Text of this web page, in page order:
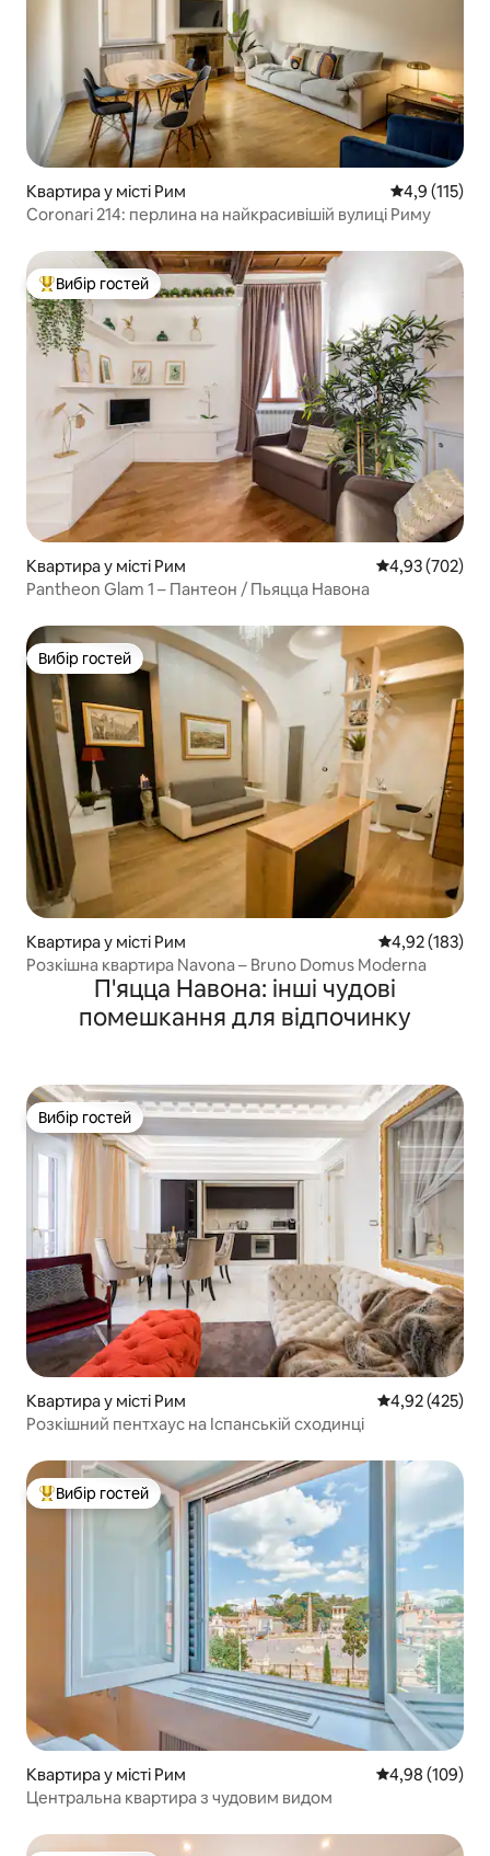
Квартира у місті Рим Середня
4,9 (115)
Coronari 214: перлина на найкрасивішій вулиці Риму
Топ вибір гостей
Вибір гостей
Квартира у місті Рим Середня
4,93 (702)
Pantheon Glam 1 – Пантеон / Пьяцца Навона
Вибір гостей
Вибір гостей
Квартира у місті Рим Середня
4,92 (183)
Розкішна квартира Navona – Bruno Domus Moderna
П'яцца Навона: інші чудові
помешкання для відпочинку
Вибір гостей
Вибір гостей
Квартира у місті Рим Середня
4,92 (425)
Розкішний пентхаус на Іспанській сходинці
Топ вибір гостей
Вибір гостей
Квартира у місті Рим Середня
4,98 (109)
Центральна квартира з чудовим видом